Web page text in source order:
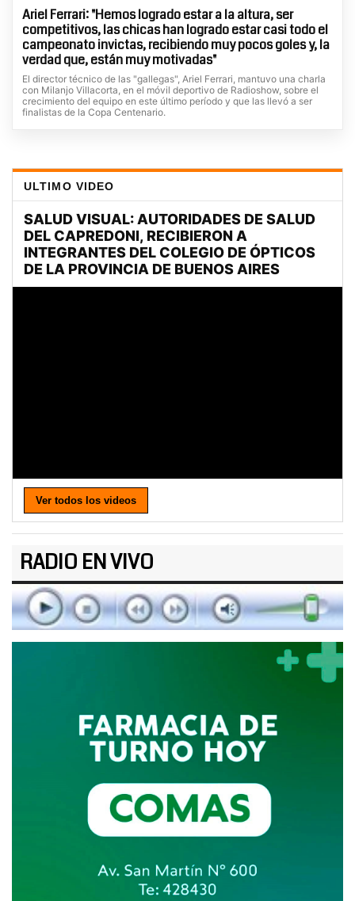
Ariel Ferrari: "Hemos logrado estar a la altura, ser
competitivos, las chicas han logrado estar casi todo el
campeonato invictas, recibiendo muy pocos goles y, la
verdad que, están muy motivadas"
El director técnico de las "gallegas", Ariel Ferrari, mantuvo una charla
con Milanjo Villacorta, en el móvil deportivo de Radioshow, sobre el
crecimiento del equipo en este último período y que las llevó a ser
finalistas de la Copa Centenario.
ULTIMO VIDEO
Ver todos los videos
RADIO EN VIVO